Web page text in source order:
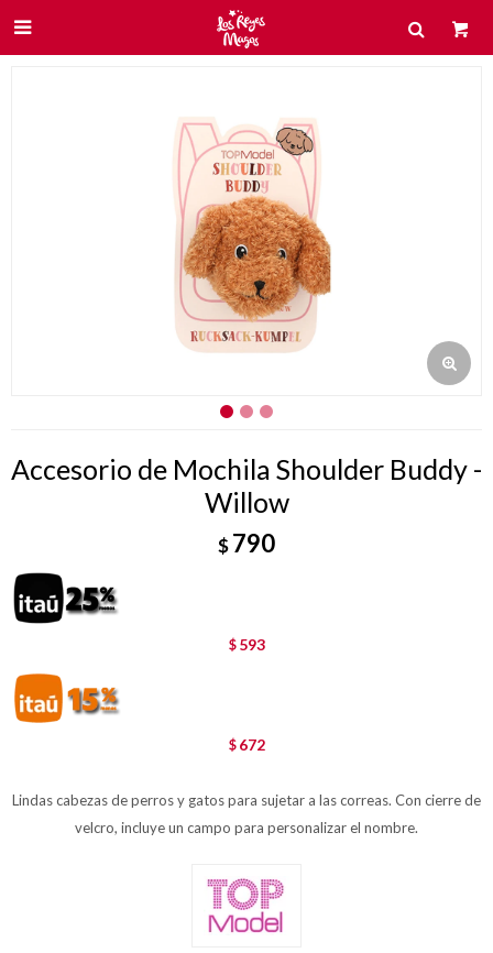

Accesorio de Mochila Shoulder Buddy -
Willow
$790
$ 593
$ 672
Lindas cabezas de perros y gatos para sujetar a las correas. Con cierre de
velcro, incluye un campo para personalizar el nombre.